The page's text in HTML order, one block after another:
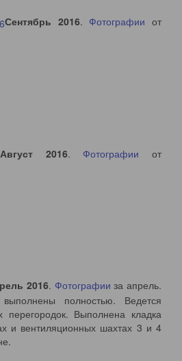
Сентябрь 2016. Фотографии от
Август 2016. Фотографии от
2016. Фотографии за апрель.
полностью. Ведется
перегородок. Выполнена кладка
и вентиляционных шахтах 3 и 4